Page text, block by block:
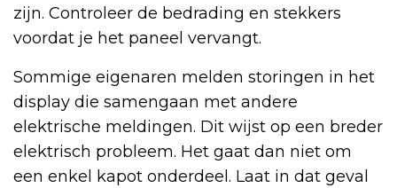
zijn. Controleer de bedrading en stekkers
voordat je het paneel vervangt.
Sommige eigenaren melden storingen in het
display die samengaan met andere
elektrische meldingen. Dit wijst op een breder
elektrisch probleem. Het gaat dan niet om
een enkel kapot onderdeel. Laat in dat geval